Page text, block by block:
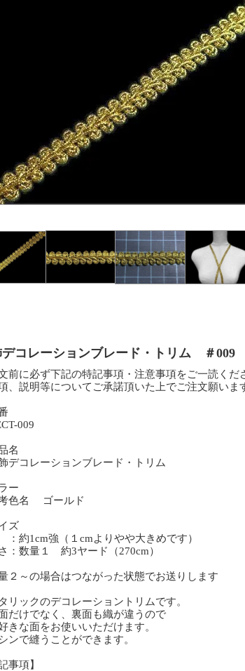
デコレーションブレード・トリム ＃
前に必ず下記の特記事項・注意事項をご一読くだ
、説明等についてご承諾頂いた上でご注文願いま
009
名
デコレーションブレード・トリム
ー
色名 ゴールド
ズ
約1cm強（１cmよりやや大きめです）
：数量１ 約3ヤード（270cm）
２～の場合はつながった状態でお送りします
リックのデコレーショントリムです。
だけでなく、裏面も織が違うので
きな面をお使いいただけます。
ンで縫うことができます。
事項】